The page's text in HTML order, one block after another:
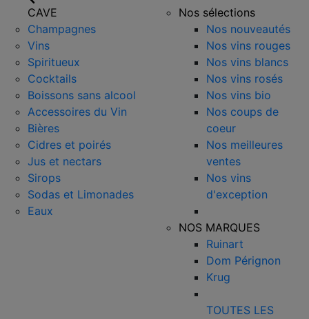
CAVE
Champagnes
Vins
Spiritueux
Cocktails
Boissons sans alcool
Accessoires du Vin
Bières
Cidres et poirés
Jus et nectars
Sirops
Sodas et Limonades
Eaux
Nos sélections
Nos nouveautés
Nos vins rouges
Nos vins blancs
Nos vins rosés
Nos vins bio
Nos coups de
coeur
Nos meilleures
ventes
Nos vins
d'exception
NOS MARQUES
Ruinart
Dom Pérignon
Krug
TOUTES LES